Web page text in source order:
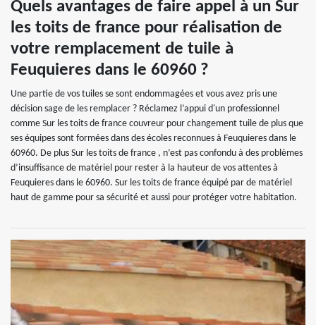
Quels avantages de faire appel à un Sur
les toits de france pour réalisation de
votre remplacement de tuile à
Feuquieres dans le 60960 ?
Une partie de vos tuiles se sont endommagées et vous avez pris une
décision sage de les remplacer ? Réclamez l’appui d'un professionnel
comme Sur les toits de france couvreur pour changement tuile de plus que
ses équipes sont formées dans des écoles reconnues à Feuquieres dans le
60960. De plus Sur les toits de france , n’est pas confondu à des problèmes
d’insuffisance de matériel pour rester à la hauteur de vos attentes à
Feuquieres dans le 60960. Sur les toits de france équipé par de matériel
haut de gamme pour sa sécurité et aussi pour protéger votre habitation.